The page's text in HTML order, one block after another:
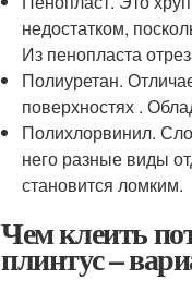
недостатком,
Из пенопласта
Полиуретан.
поверхностях .
Полихлорвинил.
него разные виды
становится ломким.
Чем клеить
плинтус –